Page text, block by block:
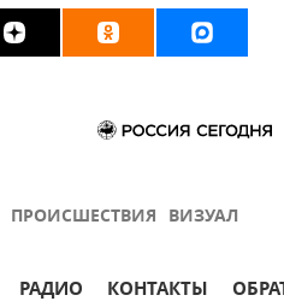
ПРОИСШЕСТВИЯ ВИЗУАЛ
РАДИО КОНТАКТЫ